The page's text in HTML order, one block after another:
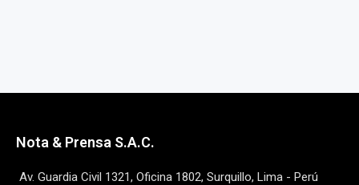
Nota & Prensa S.A.C.
Av. Guardia Civil 1321, Oficina 1802, Surquillo, Lima - Perú